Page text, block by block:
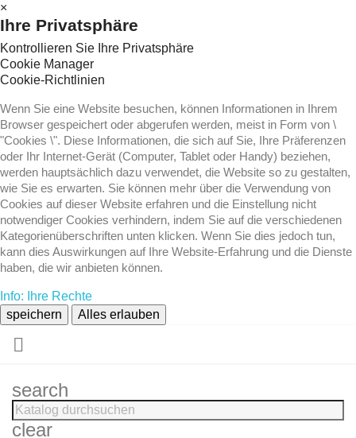
×
Ihre Privatsphäre
Kontrollieren Sie Ihre Privatsphäre
Cookie Manager
Cookie-Richtlinien
Wenn Sie eine Website besuchen, können Informationen in Ihrem
Browser gespeichert oder abgerufen werden, meist in Form von \
"Cookies \". Diese Informationen, die sich auf Sie, Ihre Präferenzen
oder Ihr Internet-Gerät (Computer, Tablet oder Handy) beziehen,
werden hauptsächlich dazu verwendet, die Website so zu gestalten,
wie Sie es erwarten. Sie können mehr über die Verwendung von
Cookies auf dieser Website erfahren und die Einstellung nicht
notwendiger Cookies verhindern, indem Sie auf die verschiedenen
Kategorienüberschriften unten klicken. Wenn Sie dies jedoch tun,
kann dies Auswirkungen auf Ihre Website-Erfahrung und die Dienste
haben, die wir anbieten können.
Info: Ihre Rechte
speichern
Alles erlauben

search
clear